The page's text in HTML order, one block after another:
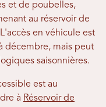
et de poubelles,
au réservoir de
en véhicule est
décembre, mais peut
saisonnières.
est au
à Réservoir de